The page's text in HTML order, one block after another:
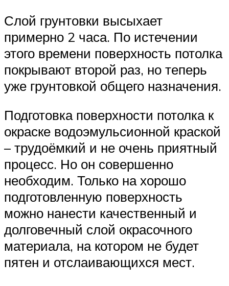
Слой грунтовки высыхает
примерно 2 часа. По истечении
этого времени поверхность потолка
покрывают второй раз, но теперь
уже грунтовкой общего назначения.
Подготовка поверхности потолка к
окраске водоэмульсионной краской
– трудоёмкий и не очень приятный
процесс. Но он совершенно
необходим. Только на хорошо
подготовленную поверхность
можно нанести качественный и
долговечный слой окрасочного
материала, на котором не будет
пятен и отслаивающихся мест.